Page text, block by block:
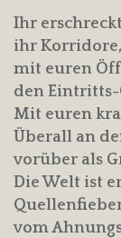
Ihr
ihr Korridore,
mit euren
den Eintritts-
Mit euren
Überall an
vorüber als
Die Welt ist
vom